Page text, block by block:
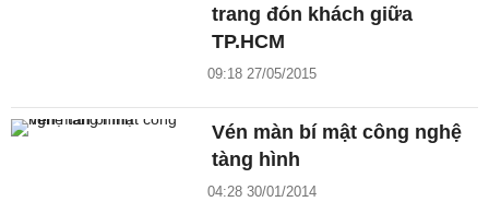
trang đón khách giữa
TP.HCM
09:18 27/05/2015
Vén màn bí mật công nghệ
tàng hình
04:28 30/01/2014